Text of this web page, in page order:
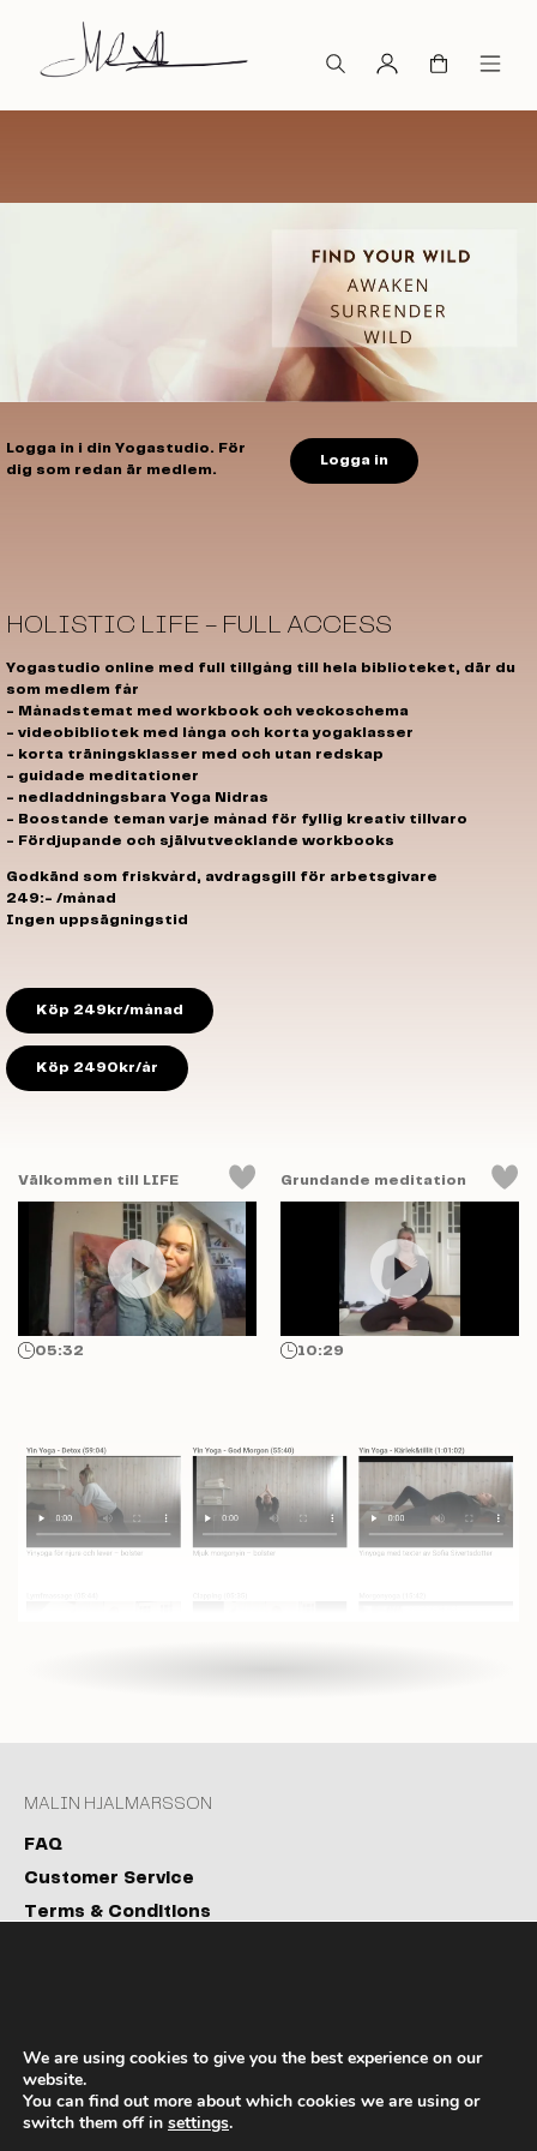
Logga in i din Yogastudio. För
dig som redan är medlem.
Logga in
HOLISTIC LIFE - FULL ACCESS
Yogastudio online med full tillgång till hela biblioteket, där du
som medlem får
- Månadstemat med workbook och veckoschema
- videobibliotek med långa och korta yogaklasser
- korta träningsklasser med och utan redskap
- guidade meditationer
- nedladdningsbara Yoga Nidras
- Boostande teman varje månad för fyllig kreativ tillvaro
- Fördjupande och självutvecklande workbooks
Godkänd som friskvård, avdragsgill för arbetsgivare
249:- /månad
Ingen uppsägningstid
Köp 249kr/månad
Köp 2490kr/år
Välkommen till LIFE
05:32
Grundande meditation
10:29
MALIN HJALMARSSON
FAQ
Customer Service
Terms & Conditions
We are using cookies to give you the best experience on our
website.
You can find out more about which cookies we are using or
switch them off in settings.
SIGN UP FÖR
NYHETSBREV
där du får
inspiration och kunskap kring
holistisk hälsa.